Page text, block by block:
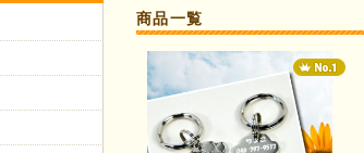
商品一覧